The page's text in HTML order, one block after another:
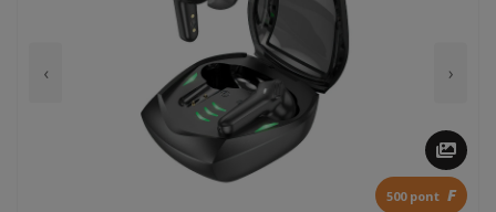
‹ ›
500 pont F